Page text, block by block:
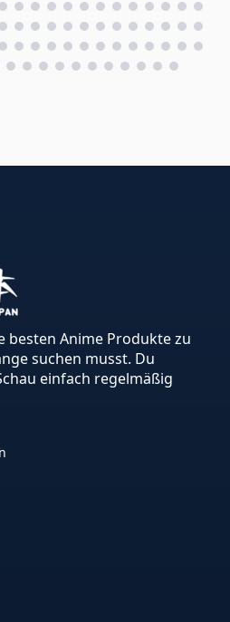
besten Anime Produkte zu
suchen musst. Du
einfach regelmäßig